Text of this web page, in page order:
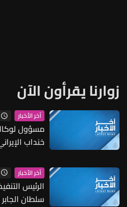
زوارنا يقرأون الآن
آخر الأخبار
مسؤول
خنداب
لسكان
آخر الأخبار
الرئيس
سلطان